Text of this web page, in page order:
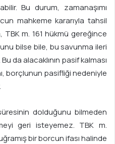
Bu durum, zamanaşımı
mahkeme kararıyla tahsil
m. 161 hükmü gereğince
bilse bile, bu savunma ileri
da alacaklının pasif kalması
borçlunun pasifliği nedeniyle
dolduğunu bilmeden
geri isteyemez. TBK m.
bir borcun ifası halinde